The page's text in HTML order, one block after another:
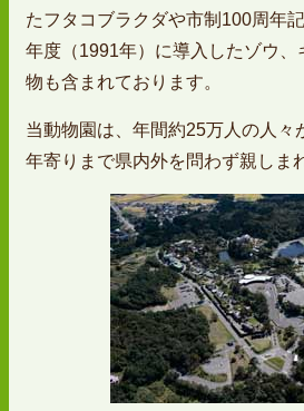
たフタコブラクダや市制100周年
年度（1991年）に導入したゾウ、
物も含まれております。
当動物園は、年間約25万人の人々
年寄りまで県内外を問わず親しま